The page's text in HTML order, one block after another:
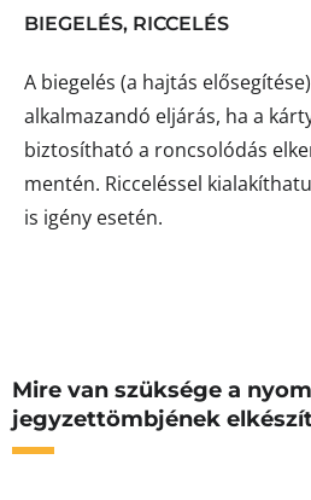
BIEGELÉS, RICCELÉS
A biegelés (a hajtás
alkalmazandó eljárás, ha a
biztosítható a roncsolódás
mentén. Ricceléssel
is igény esetén.
Mire van szüksége a
jegyzettömbjének